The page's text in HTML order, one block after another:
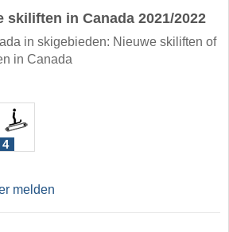
skiliften in Canada 2021/2022
in skigebieden: Nieuwe skiliften of
in Canada
4
melden